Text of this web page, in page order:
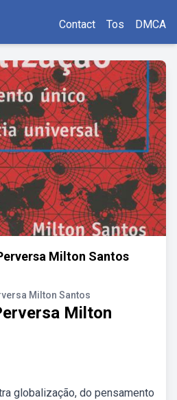
Contact Tos DMCA
Milton Santos
Milton Santos
Milton
globalização, do pensamento